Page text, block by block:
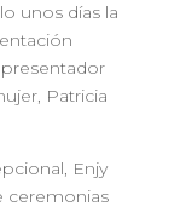
unos días la
Patricia
Enjy
ceremonias